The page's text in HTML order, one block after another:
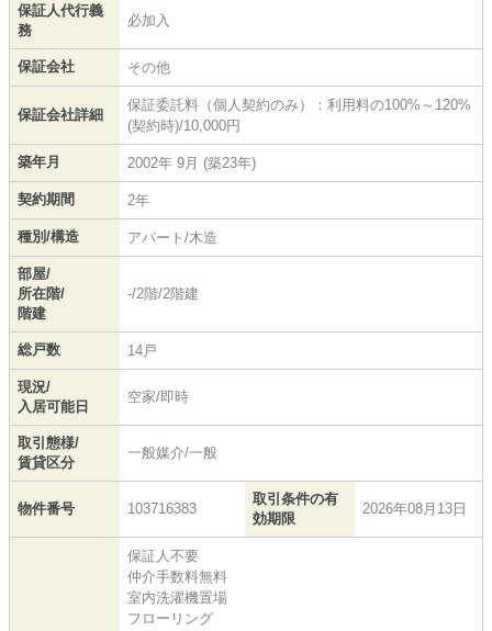
保証人代行義
務
必加入
保証会社 その他
保証会社詳細
保証委託料（個人契約のみ）：利用料の100%～120%
(契約時)/10,000円
築年月 2002年 9月 (築23年)
契約期間 2年
種別/構造 アパート/木造
部屋/
所在階/
階建
-/2階/2階建
総戸数 14戸
現況/
入居可能日
空家/即時
取引態様/
賃貸区分
一般媒介/一般
物件番号 103716383
取引条件の有
効期限
2026年08月13日
保証人不要
仲介手数料無料
室内洗濯機置場
フローリング